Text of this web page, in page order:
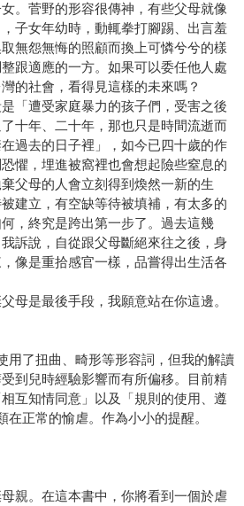
。菅野的形容很傳神，有些父母就像
，子女年幼時，動輒拳打腳踢、出言羞
無怨無悔的照顧而換上可憐兮兮的樣
跟適應的一方。如果可以委任他人處
的社會，看得見這樣的未來嗎？
「遭受家庭暴力的孩子們，受害之後
十年、二十年，那也只是時間流逝而
過去的日子裡」，如今已四十歲的作
懼，埋進被窩裡也會想起險些窒息的
父母的人會立刻得到煥然一新的生
建立，有空缺等待被填補，有太多的
，終究是跨出第一步了。過去這幾
訴說，自從跟父母斷絕來往之後，身
像是重拾感官一樣，品嘗得出生活各
母是最後手段，我願意站在你這邊。
用了扭曲、畸形等形容詞，但我的解讀
到兒時經驗影響而有所偏移。目前精
互知情同意」以及「規則的使用、遵
正常的愉虐。作為小小的提醒。
親。在這本書中，你將看到一個於虐